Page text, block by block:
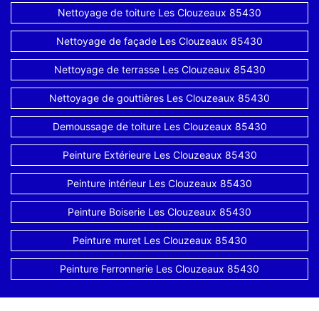
Nettoyage de toiture Les Clouzeaux 85430
Nettoyage de façade Les Clouzeaux 85430
Nettoyage de terrasse Les Clouzeaux 85430
Nettoyage de gouttières Les Clouzeaux 85430
Demoussage de toiture Les Clouzeaux 85430
Peinture Extérieure Les Clouzeaux 85430
Peinture intérieur Les Clouzeaux 85430
Peinture Boiserie Les Clouzeaux 85430
Peinture muret Les Clouzeaux 85430
Peinture Ferronnerie Les Clouzeaux 85430